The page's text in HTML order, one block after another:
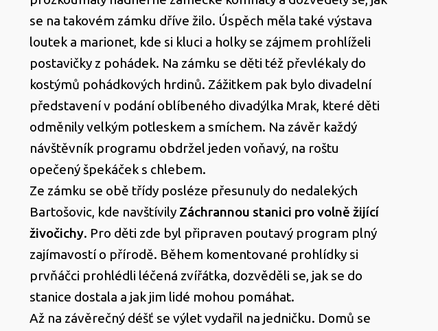
se na takovém zámku dříve žilo. Úspěch měla také výstava
loutek a marionet, kde si kluci a holky se zájmem prohlíželi
postavičky z pohádek. Na zámku se děti též převlékaly do
kostýmů pohádkových hrdinů. Zážitkem pak bylo divadelní
představení v podání oblíbeného divadýlka Mrak, které děti
odměnily velkým potleskem a smíchem. Na závěr každý
návštěvník programu obdržel jeden voňavý, na roštu
opečený špekáček s chlebem.
Ze zámku se obě třídy posléze přesunuly do nedalekých
Bartošovic, kde navštívily Záchrannou stanici pro volně žijící
živočichy. Pro děti zde byl připraven poutavý program plný
zajímavostí o přírodě. Během komentované prohlídky si
prvňáčci prohlédli léčená zvířátka, dozvěděli se, jak se do
stanice dostala a jak jim lidé mohou pomáhat.
Až na závěrečný déšť se výlet vydařil na jedničku. Domů se